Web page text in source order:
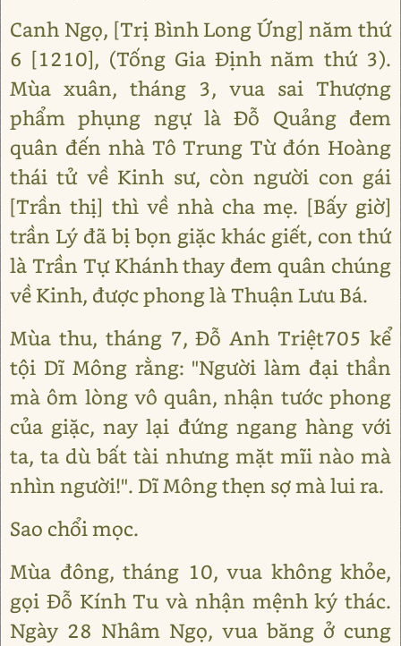
Canh Ngọ, [Trị Bình Long Ứng] năm thứ
6 [1210], (Tống Gia Định năm thứ 3).
Mùa xuân, tháng 3, vua sai Thượng
phẩm phụng ngự là Đỗ Quảng đem
quân đến nhà Tô Trung Từ đón Hoàng
thái tử về Kinh sư, còn người con gái
[Trần thị] thì về nhà cha mẹ. [Bấy giờ]
trần Lý đã bị bọn giặc khác giết, con thứ
là Trần Tự Khánh thay đem quân chúng
về Kinh, được phong là Thuận Lưu Bá.
Mùa thu, tháng 7, Đỗ Anh Triệt705 kể
tội Dĩ Mông rằng: "Người làm đại thần
mà ôm lòng vô quân, nhận tước phong
của giặc, nay lại đứng ngang hàng với
ta, ta dù bất tài nhưng mặt mĩi nào mà
nhìn người!". Dĩ Mông thẹn sợ mà lui ra.
Sao chổi mọc.
Mùa đông, tháng 10, vua không khỏe,
gọi Đỗ Kính Tu và nhận mệnh ký thác.
Ngày 28 Nhâm Ngọ, vua băng ở cung